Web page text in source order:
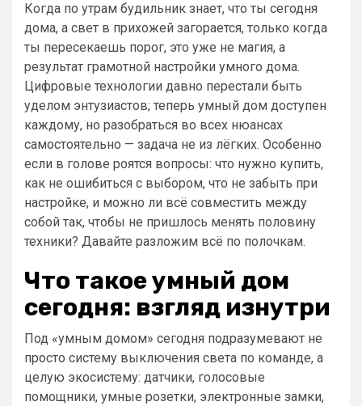
Когда по утрам будильник знает, что ты сегодня
дома, а свет в прихожей загорается, только когда
ты пересекаешь порог, это уже не магия, а
результат грамотной настройки умного дома.
Цифровые технологии давно перестали быть
уделом энтузиастов; теперь умный дом доступен
каждому, но разобраться во всех нюансах
самостоятельно — задача не из лёгких. Особенно
если в голове роятся вопросы: что нужно купить,
как не ошибиться с выбором, что не забыть при
настройке, и можно ли всё совместить между
собой так, чтобы не пришлось менять половину
техники? Давайте разложим всё по полочкам.
Что такое умный дом
сегодня: взгляд изнутри
Под «умным домом» сегодня подразумевают не
просто систему выключения света по команде, а
целую экосистему: датчики, голосовые
помощники, умные розетки, электронные замки,